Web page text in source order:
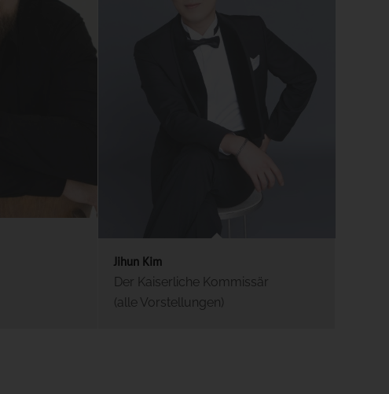
Jihun Kim
Der Kaiserliche Kommissär
(alle Vorstellungen)